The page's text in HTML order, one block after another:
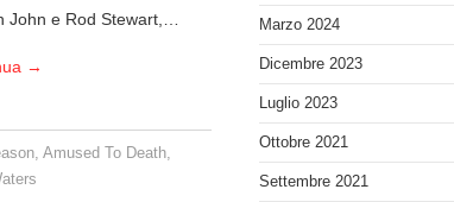
John e Rod Stewart,…
→
,Amused To Death
Marzo 2024
Dicembre 2023
Luglio 2023
Ottobre 2021
Settembre 2021